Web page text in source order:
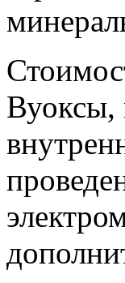
Вуоксы,